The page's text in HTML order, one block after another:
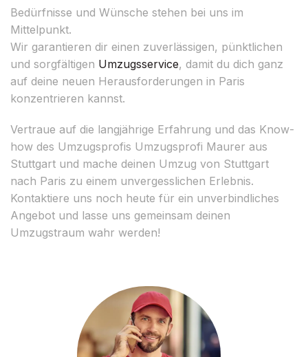
Bedürfnisse und Wünsche stehen bei uns im
Mittelpunkt.
Wir garantieren dir einen zuverlässigen, pünktlichen
und sorgfältigen Umzugsservice, damit du dich ganz
auf deine neuen Herausforderungen in Paris
konzentrieren kannst.
Vertraue auf die langjährige Erfahrung und das Know-
how des Umzugsprofis Umzugsprofi Maurer aus
Stuttgart und mache deinen Umzug von Stuttgart
nach Paris zu einem unvergesslichen Erlebnis.
Kontaktiere uns noch heute für ein unverbindliches
Angebot und lasse uns gemeinsam deinen
Umzugstraum wahr werden!